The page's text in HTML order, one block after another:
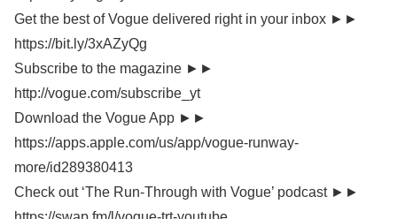
Get the best of Vogue delivered right in your inbox ►►
https://bit.ly/3xAZyQg
Subscribe to the magazine ►►
http://vogue.com/subscribe_yt
Download the Vogue App ►►
https://apps.apple.com/us/app/vogue-runway-
more/id289380413
Check out ‘The Run-Through with Vogue’ podcast ►►